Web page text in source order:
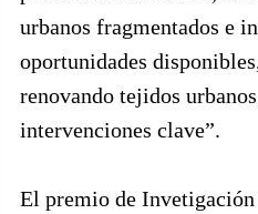
urbanos fragmentados e
oportunidades
renovando tejidos
intervenciones clave”.
El premio de Invetigación